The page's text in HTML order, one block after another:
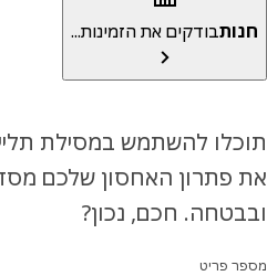
בודקים את הזמינות...
להשתמש במסילת תלייה
חכם, נכון?
פריט